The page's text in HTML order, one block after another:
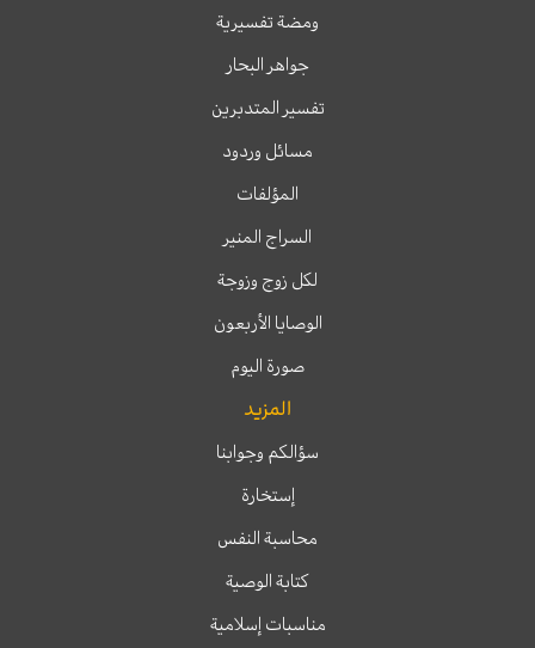
ومضة تفسيرية
جواهر البحار
تفسير المتدبرين
مسائل وردود
المؤلفات
السراج المنير
لكل زوج وزوجة
الوصايا الأربعون
صورة اليوم
المزيد
سؤالكم وجوابنا
إستخارة
محاسبة النفس
كتابة الوصية
مناسبات إسلامية